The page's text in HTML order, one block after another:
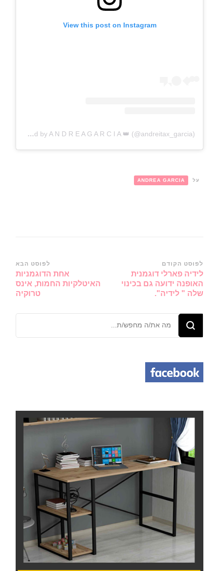
View this post on Instagram
A post shared by A N D R E A G A R C I A 👑 (@andreitax_garcia)
על ANDREA GARCIA
ניווט
ברשומות
לפוסט הקודם
לידיה פארלי דוגמנית
האופנה ידועה גם בכינוי
שלה " לידיה".
לפוסט הבא
אחת הדוגמניות
האיטלקיות החמות, אינס
טרוקיה
מחפש/ת
משהו?